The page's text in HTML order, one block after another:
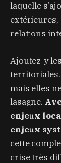
laquelle
extérieures,
relations
Ajoutez-y
territoriales.
mais elles
lasagne.
enjeux
enjeux
cette
crise très